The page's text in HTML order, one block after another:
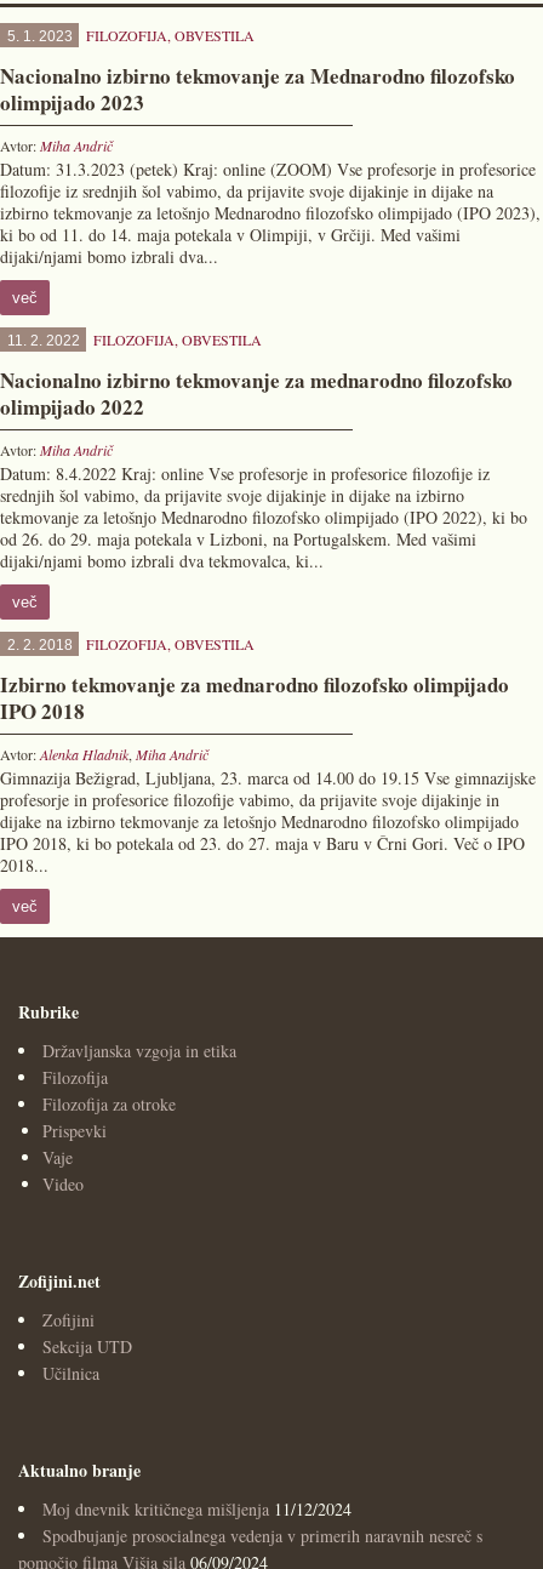
5. 1. 2023 FILOZOFIJA, OBVESTILA
Nacionalno izbirno tekmovanje za Mednarodno filozofsko
olimpijado 2023
Avtor:Miha Andrič
Datum: 31.3.2023 (petek) Kraj: online (ZOOM) Vse profesorje in profesorice
filozofije iz srednjih šol vabimo, da prijavite svoje dijakinje in dijake na
izbirno tekmovanje za letošnjo Mednarodno filozofsko olimpijado (IPO 2023),
ki bo od 11. do 14. maja potekala v Olimpiji, v Grčiji. Med vašimi
dijaki/njami bomo izbrali dva...
več
11. 2. 2022 FILOZOFIJA, OBVESTILA
Nacionalno izbirno tekmovanje za mednarodno filozofsko
olimpijado 2022
Avtor:Miha Andrič
Datum: 8.4.2022 Kraj: online Vse profesorje in profesorice filozofije iz
srednjih šol vabimo, da prijavite svoje dijakinje in dijake na izbirno
tekmovanje za letošnjo Mednarodno filozofsko olimpijado (IPO 2022), ki bo
od 26. do 29. maja potekala v Lizboni, na Portugalskem. Med vašimi
dijaki/njami bomo izbrali dva tekmovalca, ki...
več
2. 2. 2018 FILOZOFIJA, OBVESTILA
Izbirno tekmovanje za mednarodno filozofsko olimpijado
IPO 2018
Avtor:Alenka Hladnik, Miha Andrič
Gimnazija Bežigrad, Ljubljana, 23. marca od 14.00 do 19.15 Vse gimnazijske
profesorje in profesorice filozofije vabimo, da prijavite svoje dijakinje in
dijake na izbirno tekmovanje za letošnjo Mednarodno filozofsko olimpijado
IPO 2018, ki bo potekala od 23. do 27. maja v Baru v Črni Gori. Več o IPO
2018...
več
Rubrike
Državljanska vzgoja in etika
Filozofija
Filozofija za otroke
Prispevki
Vaje
Video
Zofijini.net
Zofijini
Sekcija UTD
Učilnica
Aktualno branje
Moj dnevnik kritičnega mišljenja 11/12/2024
Spodbujanje prosocialnega vedenja v primerih naravnih nesreč s
pomočjo filma Višja sila 06/09/2024